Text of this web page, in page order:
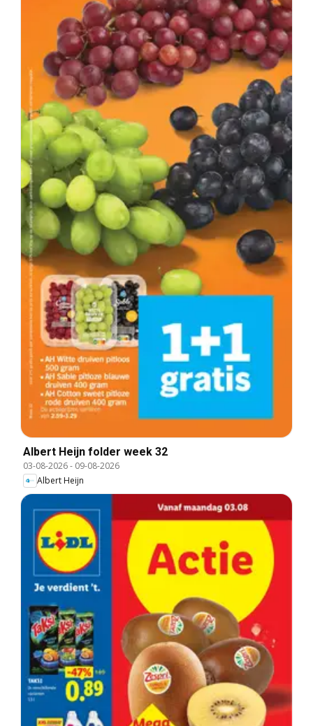
Albert Heijn folder week 32
03-08-2026- 09-08-2026
Albert Heijn